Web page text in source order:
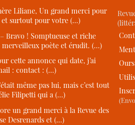
Liliane, Un grand merci pour
surtout pour votre (…)
Bravo ! Somptueuse et riche
merveilleux poète et érudit. (…)
cette annonce qui date, j’ai
: contact : (…)
même pas lui, mais c’est tout
Filipetti qui a (…)
un grand merci à la Revue des
Desrenards et (…)
Ours